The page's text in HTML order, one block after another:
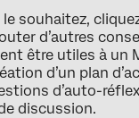
le souhaitez,
d’autres
être utiles à un
d’un plan
d’auto-
discussion.